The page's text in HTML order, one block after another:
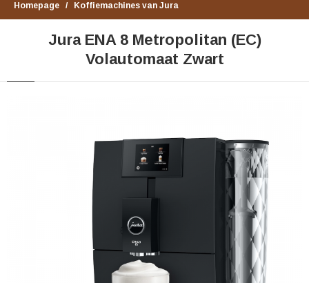
Homepage Koffiemachines van Jura
Jura ENA 8 Metropolitan (EC)
Volautomaat Zwart